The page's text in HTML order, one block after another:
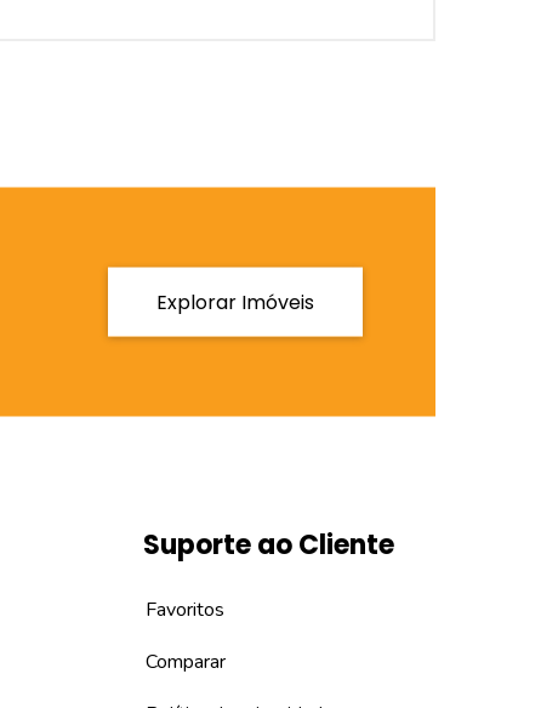
Explorar Imóveis
Suporte ao Cliente
Favoritos
Comparar